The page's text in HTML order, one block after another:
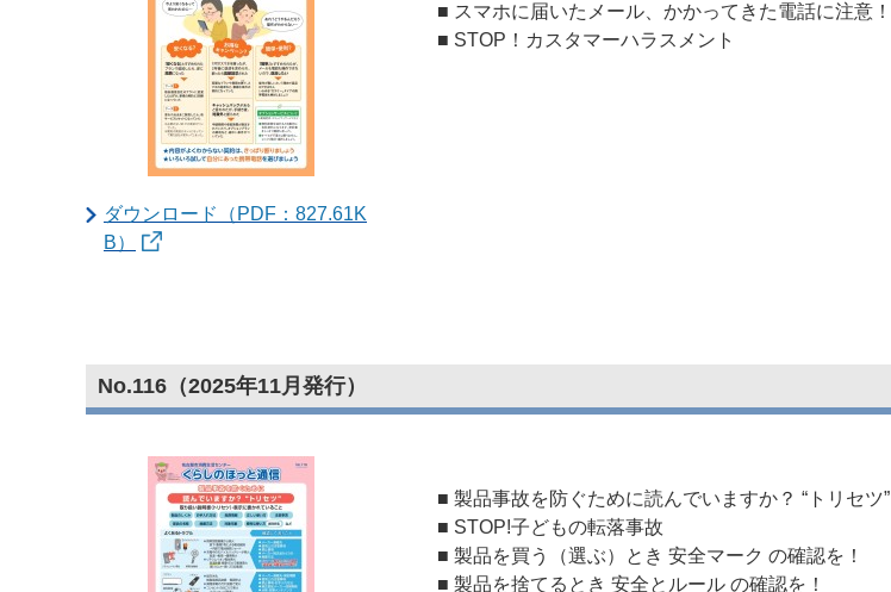
ダウンロード（PDF：827.61K
B）
■ スマホに届いたメール、かかってきた電話に注意！
■ STOP！カスタマーハラスメント
No.116（2025年11月発行）
■ 製品事故を防ぐために読んでいますか？ “トリセツ”
■ STOP!子どもの転落事故
■ 製品を買う（選ぶ）とき 安全マーク の確認を！
■ 製品を捨てるとき 安全とルール の確認を！